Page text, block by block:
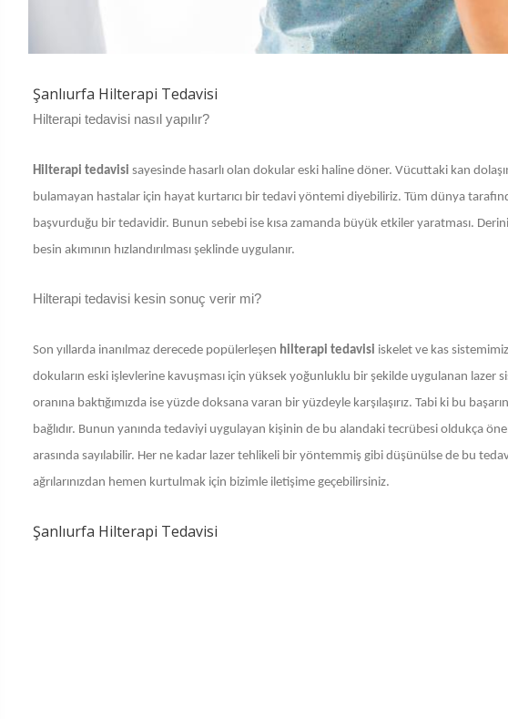
Şanlıurfa Hilterapi Tedavisi
Hilterapi tedavisi nasıl yapılır?
Hilterapi tedavisi sayesinde hasarlı olan dokular eski haline döner. Vücuttaki kan
bulamayan hastalar için hayat kurtarıcı bir tedavi yöntemi diyebiliriz. Tüm dünya
başvurduğu bir tedavidir. Bunun sebebi ise kısa zamanda büyük etkiler yaratması.
besin akımının hızlandırılması şeklinde uygulanır.
Hilterapi tedavisi kesin sonuç verir mi?
Son yıllarda inanılmaz derecede popülerleşen hilterapi tedavisi iskelet ve kas
dokuların eski işlevlerine kavuşması için yüksek yoğunluklu bir şekilde uygulanan lazer
oranına baktığımızda ise yüzde doksana varan bir yüzdeyle karşılaşırız. Tabi ki bu
bağlıdır. Bunun yanında tedaviyi uygulayan kişinin de bu alandaki tecrübesi oldukça
arasında sayılabilir. Her ne kadar lazer tehlikeli bir yöntemmiş gibi düşünülse de bu
ağrılarınızdan hemen kurtulmak için bizimle iletişime geçebilirsiniz.
Şanlıurfa Hilterapi Tedavisi